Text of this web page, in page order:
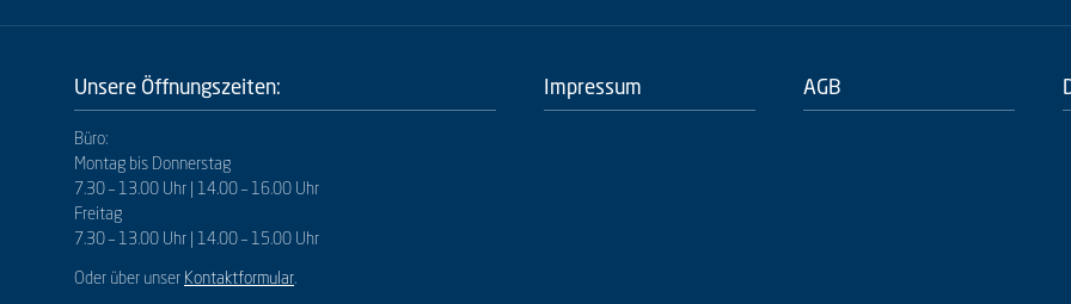
Unsere Öffnungszeiten:
Büro:
Montag bis Donnerstag
7.30 – 13.00 Uhr | 14.00 – 16.00 Uhr
Freitag
7.30 – 13.00 Uhr | 14.00 – 15.00 Uhr
Oder über unser Kontaktformular.
Impressum AGB